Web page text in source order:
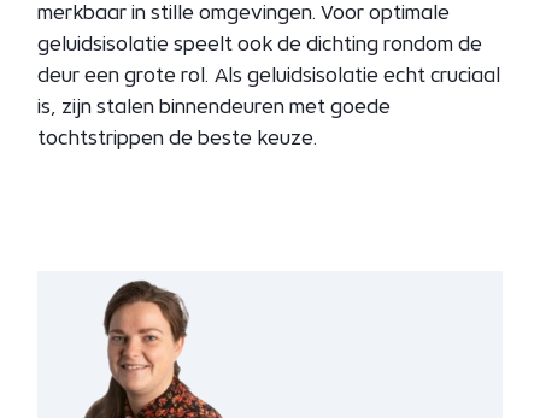
merkbaar in stille omgevingen. Voor optimale
geluidsisolatie speelt ook de dichting rondom de
deur een grote rol. Als geluidsisolatie echt cruciaal
is, zijn stalen binnendeuren met goede
tochtstrippen de beste keuze.